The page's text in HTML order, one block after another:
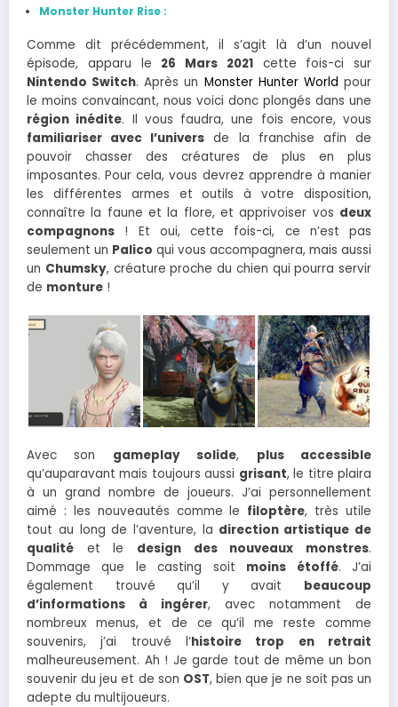
Monster Hunter Rise :
Comme dit précédemment, il s’agit là d’un nouvel
épisode, apparu le 26 Mars 2021cette fois-ci sur
Nintendo Switch. Après un Monster Hunter World pour
le moins convaincant, nous voici donc plongés dans une
région inédite. Il vous faudra, une fois encore, vous
familiariser avec l’univers de la franchise afin de
pouvoir chasser des créatures de plus en plus
imposantes. Pour cela, vous devrez apprendre à manier
les différentes armes et outils à votre disposition,
connaître la faune et la flore, et apprivoiser vos deux
compagnons ! Et oui, cette fois-ci, ce n’est pas
seulement un Palico qui vous accompagnera, mais aussi
un Chumsky, créature proche du chien qui pourra servir
de monture !
Avec son gameplay solide, plus accessible
qu’auparavant mais toujours aussi grisant, le titre plaira
à un grand nombre de joueurs. J’ai personnellement
aimé : les nouveautés comme le filoptère, très utile
tout au long de l’aventure, la direction artistique de
qualité et le design des nouveaux monstres.
Dommage que le casting soit moins étoffé. J’ai
également trouvé qu’il y avait beaucoup
d’informations à ingérer, avec notamment de
nombreux menus, et de ce qu’il me reste comme
souvenirs, j’ai trouvé l’histoire trop en retrait
malheureusement. Ah ! Je garde tout de même un bon
souvenir du jeu et de son OST, bien que je ne soit pas un
adepte du multijoueurs.